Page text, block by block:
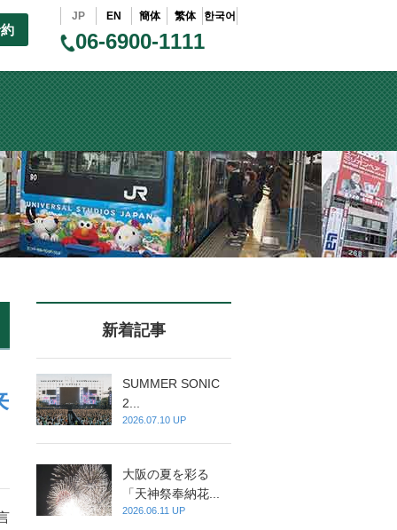
JP EN 簡体 繁体 한국어
06-6900-1111
新着記事
SUMMER SONIC
2...
2026.07.10 UP
大阪の夏を彩る
「天神祭奉納花...
2026.06.11 UP